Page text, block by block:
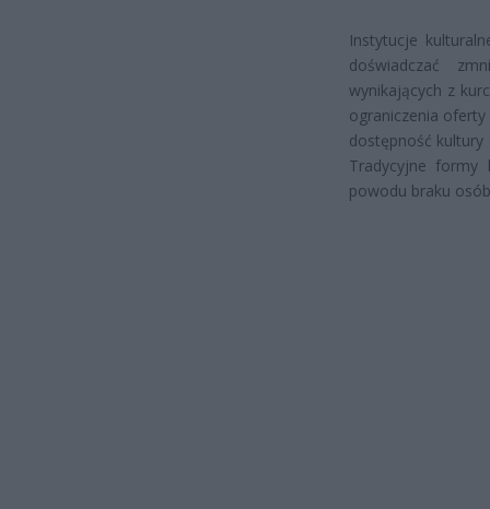
Instytucje
doświadczać
wynikających z
ograniczenia
dostępność kultury
Tradycyjne
powodu braku